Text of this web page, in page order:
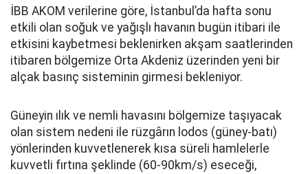
İBB AKOM verilerine göre, İstanbul’da hafta sonu
etkili olan soğuk ve yağışlı havanın bugün itibari ile
etkisini kaybetmesi beklenirken akşam saatlerinden
itibaren bölgemize Orta Akdeniz üzerinden yeni bir
alçak basınç sisteminin girmesi bekleniyor.
Güneyin ılık ve nemli havasını bölgemize taşıyacak
olan sistem nedeni ile rüzgârın lodos (güney-batı)
yönlerinden kuvvetlenerek kısa süreli hamlelerle
kuvvetli fırtına şeklinde (60-90km/s) eseceği,